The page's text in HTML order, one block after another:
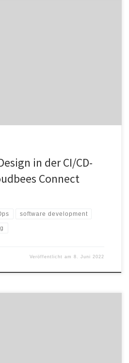
in der CI/CD-
Connect
software development
Veröffentlicht am8. Juni 2022